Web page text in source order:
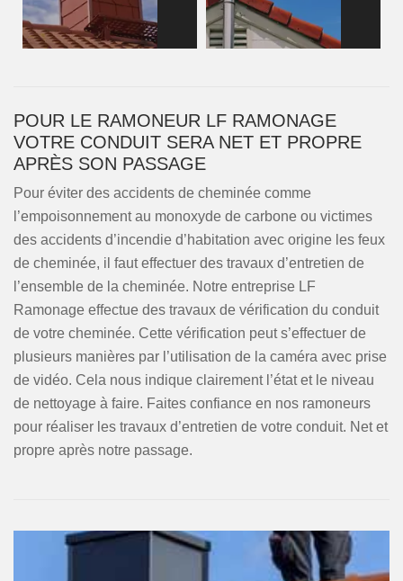
POUR LE RAMONEUR LF RAMONAGE
VOTRE CONDUIT SERA NET ET PROPRE
APRÈS SON PASSAGE
Pour éviter des accidents de cheminée comme
l’empoisonnement au monoxyde de carbone ou victimes
des accidents d’incendie d’habitation avec origine les feux
de cheminée, il faut effectuer des travaux d’entretien de
l’ensemble de la cheminée. Notre entreprise LF
Ramonage effectue des travaux de vérification du conduit
de votre cheminée. Cette vérification peut s’effectuer de
plusieurs manières par l’utilisation de la caméra avec prise
de vidéo. Cela nous indique clairement l’état et le niveau
de nettoyage à faire. Faites confiance en nos ramoneurs
pour réaliser les travaux d’entretien de votre conduit. Net et
propre après notre passage.